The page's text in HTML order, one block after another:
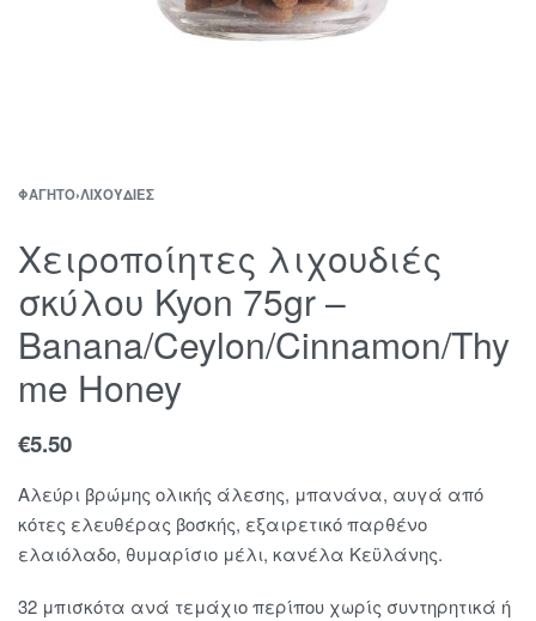
ΦΑΓΗΤΌ›ΛΙΧΟΥΔΙΈΣ
Χειροποίητες λιχουδιές
σκύλου Kyon 75gr –
Banana/Ceylon/Cinnamon/Thy
me Honey
€5.50
Aλεύρι βρώμης ολικής άλεσης, μπανάνα, αυγά από
κότες ελευθέρας βοσκής, εξαιρετικό παρθένο
ελαιόλαδο, θυμαρίσιο μέλι, κανέλα Κεϋλάνης.
32 μπισκότα ανά τεμάχιο περίπου χωρίς συντηρητικά ή